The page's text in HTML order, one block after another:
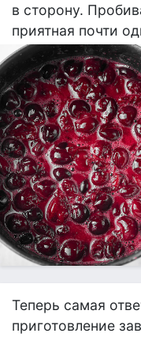
в сторону.
приятная почти
Теперь самая
приготовление